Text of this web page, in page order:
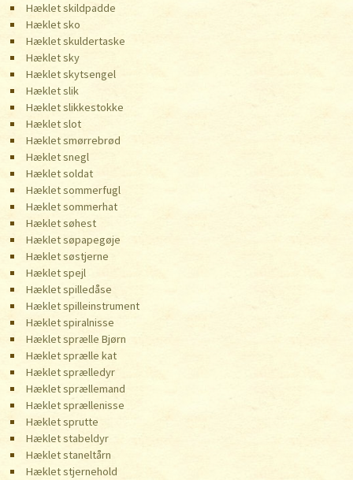
Hæklet skildpadde
Hæklet sko
Hæklet skuldertaske
Hæklet sky
Hæklet skytsengel
Hæklet slik
Hæklet slikkestokke
Hæklet slot
Hæklet smørrebrød
Hæklet snegl
Hæklet soldat
Hæklet sommerfugl
Hæklet sommerhat
Hæklet søhest
Hæklet søpapegøje
Hæklet søstjerne
Hæklet spejl
Hæklet spilledåse
Hæklet spilleinstrument
Hæklet spiralnisse
Hæklet sprælle Bjørn
Hæklet sprælle kat
Hæklet sprælledyr
Hæklet sprællemand
Hæklet sprællenisse
Hæklet sprutte
Hæklet stabeldyr
Hæklet staneltårn
Hæklet stjernehold